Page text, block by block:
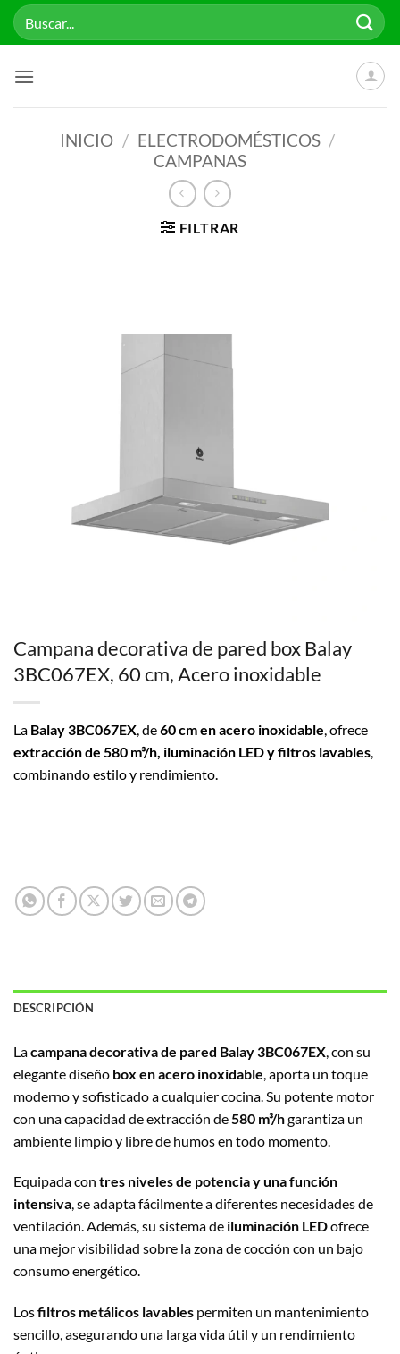
Saltar
Buscar
por:
INICIO / ELECTRODOMÉSTICOS /
CAMPANAS
FILTRAR
Campana decorativa de pared box Balay
3BC067EX, 60 cm, Acero inoxidable
La Balay 3BC067EX, de60 cm en acero inoxidable, ofrece
extracción de 580 m³/h, iluminación LED y filtros lavables,
combinando estilo y rendimiento.
DESCRIPCIÓN
Lacampana decorativa de pared Balay 3BC067EX , con su
elegante diseño box en acero inoxidable , aporta un toque
moderno y sofisticado a cualquier cocina. Su potente motor
con una capacidad de extracción de 580 m³/hgarantiza un
ambiente limpio y libre de humos en todo momento.
Equipada con tres niveles de potencia y una función
intensiva, se adapta fácilmente a diferentes necesidades de
ventilación. Además, su sistema de iluminación LEDofrece
una mejor visibilidad sobre la zona de cocción con un bajo
consumo energético.
Losfiltros metálicos lavables permiten un mantenimiento
sencillo, asegurando una larga vida útil y un rendimiento